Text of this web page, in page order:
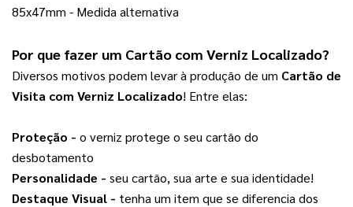
85x47mm - Medida alternativa
Por que fazer um Cartão com Verniz Localizado?
Diversos motivos podem levar à produção de um Cartão de
Visita com Verniz Localizado! Entre elas:
Proteção - o verniz protege o seu cartão do
desbotamento
Personalidade - seu cartão, sua arte e sua identidade!
Destaque Visual - tenha um item que se diferencia dos